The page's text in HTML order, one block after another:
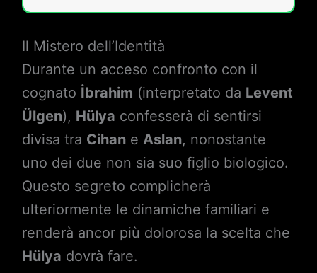
Il Mistero dell’Identità
Durante un acceso confronto con il
cognato İbrahim (interpretato da Levent
Ülgen), Hülya confesserà di sentirsi
divisa tra Cihane Aslan, nonostante
uno dei due non sia suo figlio biologico.
Questo segreto complicherà
ulteriormente le dinamiche familiari e
renderà ancor più dolorosa la scelta che
Hülya dovrà fare.